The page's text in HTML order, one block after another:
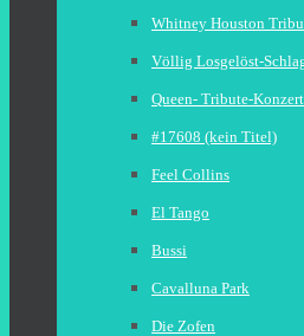
Whitney Houston
Völlig Losgelöst-
Queen- Tribute-Konzert
#17608 (kein Titel)
Feel Collins
El Tango
Bussi
Cavalluna Park
Die Zofen